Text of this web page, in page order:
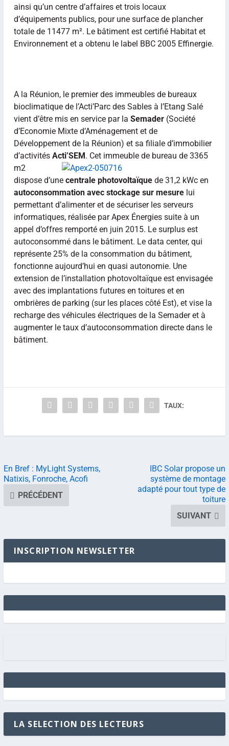
ainsi qu’un centre d’affaires et trois locaux
d’équipements publics, pour une surface de plancher
totale de 11477 m². Le bâtiment est certifié Habitat et
Environnement et a obtenu le label BBC 2005 Effinergie.
A la Réunion, le premier des immeubles de bureaux
bioclimatique de l’Acti’Parc des Sables à l’Etang Salé
vient d’être mis en service par la Semader(Société
d’Economie Mixte d’Aménagement et de
Développement de la Réunion) et sa filiale d’immobilier
d’activités Acti’SEM. Cet immeuble de bureau de 3365
m2
dispose d’une centrale photovoltaïquede 31,2 kWc en
autoconsommation avec stockage sur mesurelui
permettant d’alimenter et de sécuriser les serveurs
informatiques, réalisée par Apex Énergies suite à un
appel d’offres remporté en juin 2015. Le surplus est
autoconsommé dans le bâtiment. Le data center, qui
représente 25% de la consommation du bâtiment,
fonctionne aujourd’hui en quasi autonomie. Une
extension de l’installation photovoltaïque est envisagée
avec des implantations futures en toitures et en
ombrières de parking (sur les places côté Est), et vise la
recharge des véhicules électriques de la Semader et à
augmenter le taux d’autoconsommation directe dans le
bâtiment.
TAUX:
En Bref : MyLight Systems,
Natixis, Fonroche, Acofi
PRÉCÉDENT
IBC Solar propose un
système de montage
adapté pour tout type de
toiture
SUIVANT
INSCRIPTION NEWSLETTER
LA SELECTION DES LECTEURS